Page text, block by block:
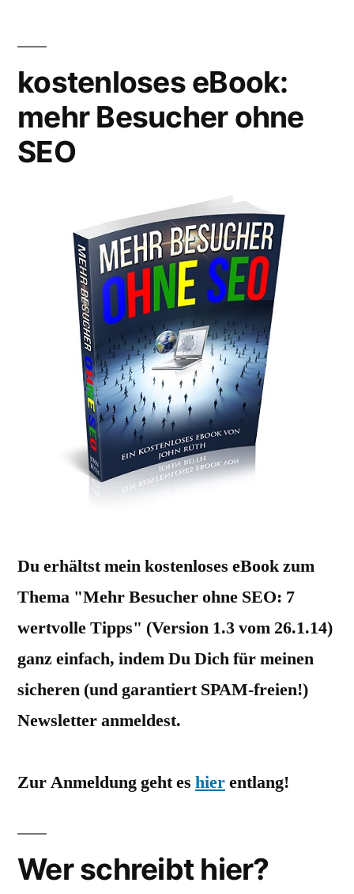
mitbringen
muss“
Oder:
was
ein
kostenloses eBook:
mehr Besucher ohne
SEO
Du erhältst mein kostenloses eBook zum
Thema "Mehr Besucher ohne SEO: 7
wertvolle Tipps" (Version 1.3 vom 26.1.14)
ganz einfach, indem Du Dich für meinen
sicheren (und garantiert SPAM-freien!)
Newsletter anmeldest.
Zur Anmeldung geht es hierentlang!
Wer schreibt hier?